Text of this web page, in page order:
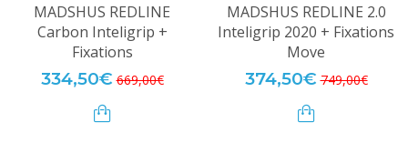
MADSHUS REDLINE
Carbon Inteligrip +
Fixations
334,50€ 669,00€
MADSHUS REDLINE 2.0
Inteligrip 2020 + Fixations
Move
374,50€ 749,00€